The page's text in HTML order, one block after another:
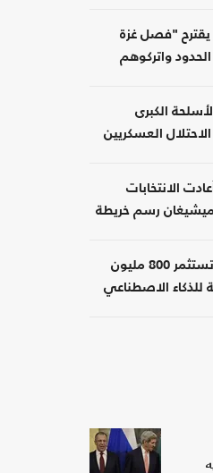
يقترح "فصل غزة
الحدود واتركوهم
الكبرى
العسكريين
الانتخابات
ميشيغان رسم خريطة
"أريد" القطرية تستثمر 800 مليون
الاصطناعي